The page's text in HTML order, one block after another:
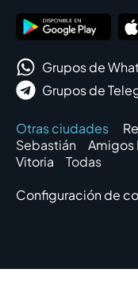
Grupos de
Grupos de
Otras ciudades
Sebastián
Amigos
Vitoria
Todas
Configuración de